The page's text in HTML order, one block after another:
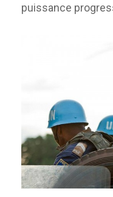
puissance